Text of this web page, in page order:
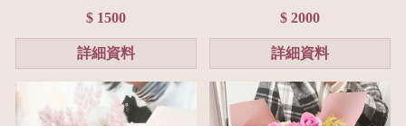
束(贈禮物提袋/全台宅配）
浪漫粉
$ 1500
詳細資料
經典紅玫瑰花束(台北花店/
花禮訂製)
$ 2000
詳細資料